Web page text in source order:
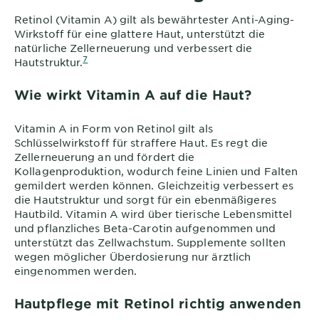
Retinol (Vitamin A) gilt als bewährtester Anti-Aging-
Wirkstoff für eine glattere Haut, unterstützt die
natürliche Zellerneuerung und verbessert die
Hautstruktur.7
Wie wirkt Vitamin A auf die Haut?
Vitamin A in Form von Retinol gilt als
Schlüsselwirkstoff für straffere Haut. Es regt die
Zellerneuerung an und fördert die
Kollagenproduktion, wodurch feine Linien und Falten
gemildert werden können. Gleichzeitig verbessert es
die Hautstruktur und sorgt für ein ebenmäßigeres
Hautbild. Vitamin A wird über tierische Lebensmittel
und pflanzliches Beta-Carotin aufgenommen und
unterstützt das Zellwachstum. Supplemente sollten
wegen möglicher Überdosierung nur ärztlich
eingenommen werden.
Hautpflege mit Retinol richtig anwenden